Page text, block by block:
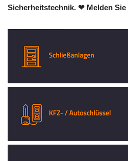
Sicherheitstechnik. ❤ Melden